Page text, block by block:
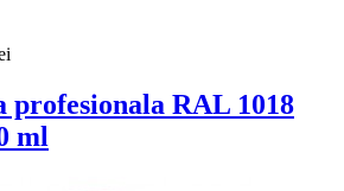
profesionala RAL 1018
ml